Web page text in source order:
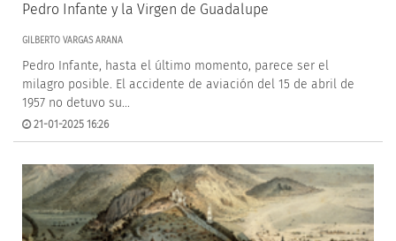
Pedro Infante y la Virgen de Guadalupe
GILBERTO VARGAS ARANA
Pedro Infante, hasta el último momento, parece ser el
milagro posible. El accidente de aviación del 15 de abril de
1957 no detuvo su...
21-01-2025 16:26